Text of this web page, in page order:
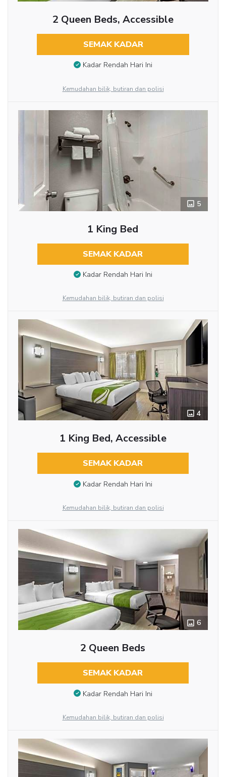
2 Queen Beds, Accessible
SEMAK KADAR
Kadar Rendah Hari Ini
Kemudahan bilik, butiran dan polisi
5
1 King Bed
SEMAK KADAR
Kadar Rendah Hari Ini
Kemudahan bilik, butiran dan polisi
4
1 King Bed, Accessible
SEMAK KADAR
Kadar Rendah Hari Ini
Kemudahan bilik, butiran dan polisi
6
2 Queen Beds
SEMAK KADAR
Kadar Rendah Hari Ini
Kemudahan bilik, butiran dan polisi